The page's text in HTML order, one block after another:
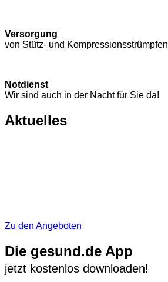
Versorgung
von Stütz- und Kompressions­strümpfen
Notdienst
Wir sind auch in der Nacht für Sie da!
Aktuelles
Zu den Angeboten
Die gesund.de App
jetzt kostenlos downloaden!